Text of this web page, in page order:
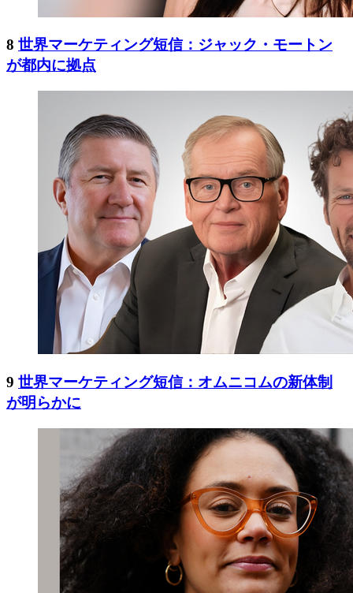
8 世界マーケティング短信：ジャック・モートン
が都内に拠点
9 世界マーケティング短信：オムニコムの新体制
が明らかに